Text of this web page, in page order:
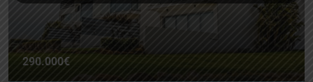
290.000€